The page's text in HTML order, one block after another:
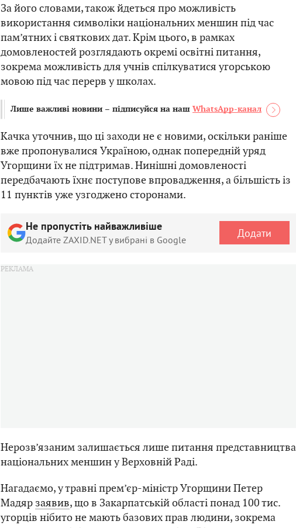
За його словами, також йдеться про можливість
використання символіки національних меншин під час
пам’ятних і святкових дат. Крім цього, в рамках
домовленостей розглядають окремі освітні питання,
зокрема можливість для учнів спілкуватися угорською
мовою під час перерв у школах.
Лише важливі новини – підписуйся на наш WhatsApp-канал
Качка уточнив, що ці заходи не є новими, оскільки раніше
вже пропонувалися Україною, однак попередній уряд
Угорщини їх не підтримав. Нинішні домовленості
передбачають їхнє поступове впровадження, а більшість із
11 пунктів уже узгоджено сторонами.
Не пропустіть найважливіше
Додайте ZAXID.NET у вибрані в Google Додати
Нерозв’язаним залишається лише питання представництва
національних меншин у Верховній Раді.
Нагадаємо, у травні прем’єр-міністр Угорщини Петер
Мадяр заявив, що в Закарпатській області понад 100 тис.
угорців нібито не мають базових прав людини, зокрема